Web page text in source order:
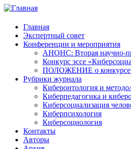
Главная
Экспертный совет
Конференции и мероприятия
АНОНС: Вторая научно-
Конкурс эссе
ПОЛОЖЕНИЕ о конкурсе
Рубрики журнала
Киберонтология и
Киберпедагогика и
Киберсоциализация
Киберпсихология
Киберсоциология
Контакты
Авторы